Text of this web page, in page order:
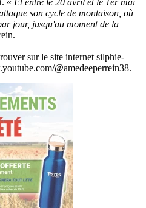
« Et entre le 20 avril et le 1er mai
son cycle de montaison, où
jour, jusqu'au moment de la
sur le site internet silphie-
@amedeeperrein38.